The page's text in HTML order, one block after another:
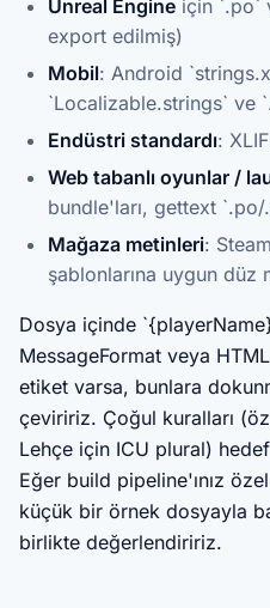
Unreal Engine için `.po`
export edilmiş)
Mobil: Android
`Localizable.strings` ve
Endüstri standardı:
Web tabanlı oyunlar /
bundle'ları, gettext `.po/
Mağaza metinleri:
şablonlarına uygun düz
Dosya içinde
MessageFormat veya
etiket varsa, bunlara
çeviririz. Çoğul kuralları
Lehçe için ICU plural)
Eğer build pipeline'ınız
küçük bir örnek dosyayla
birlikte değerlendiririz.